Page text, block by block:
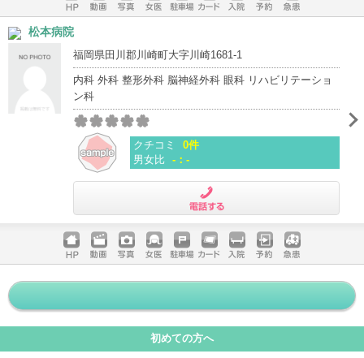
ホームペ
ージ
動画 写真 女医 駐車場
クレジッ
入院 予約 急患
松本病院
福岡県田川郡川崎町大字川崎1681-1
内科 外科 整形外科 脳神経外科 眼科 リハビリテーショ
ン科
クチコミ
0件
男女比 -：-
ホームペ
ージ
動画 写真 女医 駐車場
クレジッ
トカード
入院 予約 急患
初めての方へ